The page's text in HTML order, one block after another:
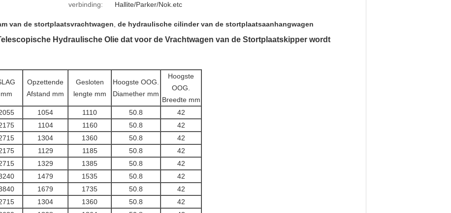
verbinding: Hallite/Parker/Nok.etc
van de stortplaatsvrachtwagen de hydraulische cilinder van de stortplaatsaanhangwagen
Hydraulische Olie dat voor de Vrachtwagen van de Stortplaatskipper wordt
mm
Opzettende
Afstand mm
Gesloten
lengte mm
Hoogste OOG.
Diamether mm
Hoogste
OOG.
Breedte mm
1054 1110 50.8
42
1104 1160 50.8
42
1304 1360 50.8
42
1129 1185 50.8
42
1329 1385 50.8
42
1479 1535 50.8
42
1679 1735 50.8
42
1304 1360 50.8 42